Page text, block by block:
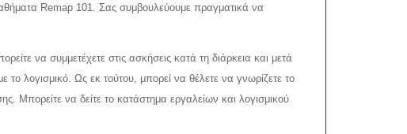
Remap 101. Σας συμβουλεύουμε πραγματικά να
να συμμετέχετε στις ασκήσεις κατά τη διάρκεια και μετά
λογισμικό. Ως εκ τούτου, μπορεί να θέλετε να γνωρίζετε το
Μπορείτε να δείτε το κατάστημα εργαλείων και λογισμικού